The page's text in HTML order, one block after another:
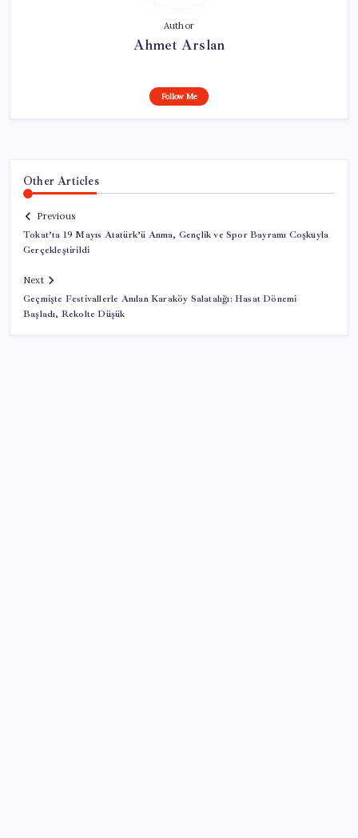
Author
Ahmet Arslan
Follow Me
Other Articles
Previous
Tokat’ta 19 Mayıs Atatürk’ü Anma, Gençlik ve Spor Bayramı Coşkuyla
Gerçekleştirildi
Next
Geçmişte Festivallerle Anılan Karaköy Salatalığı: Hasat Dönemi
Başladı, Rekolte Düşük